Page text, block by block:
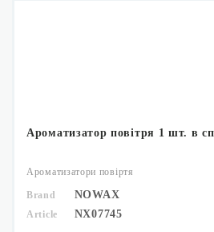
Ароматизатор повітря 1 шт. в
Ароматизатори повіртя
Brand NOWAX
Article NX07745